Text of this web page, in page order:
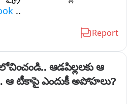
..
Report
ఆడపిల్లలకు ఆ
ఆ టీకాపై ఎందుకీ అపోహలు?